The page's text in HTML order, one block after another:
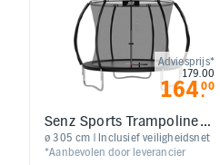
Adviesprijs*
179.00
164.00
Senz Sports Trampoline
J2000 serie - 305cm
ø 305 cm | Inclusief veiligheidsnet
*Aanbevolen door leverancier